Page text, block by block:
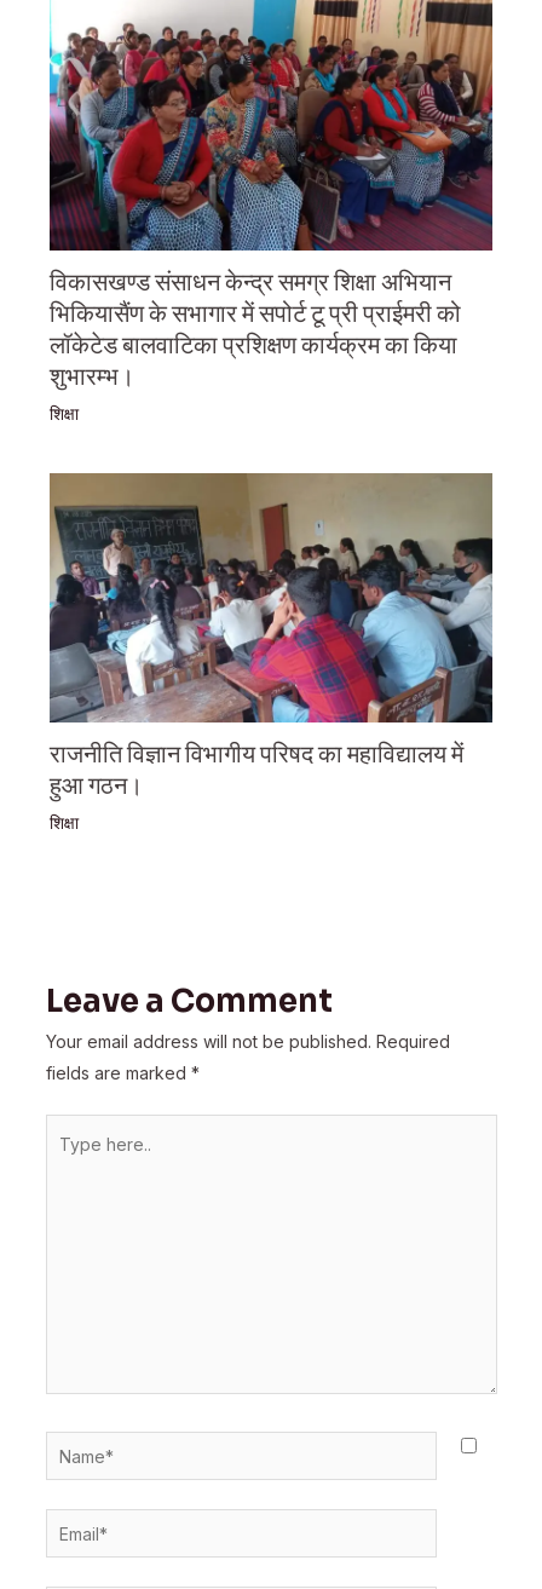
विकासखण्ड संसाधन केन्द्र समग्र शिक्षा अभियान
भिकियासैंण के सभागार में सपोर्ट टू प्री प्राईमरी को
लॉकेटेड बालवाटिका प्रशिक्षण कार्यक्रम का किया
शुभारम्भ।
शिक्षा
राजनीति विज्ञान विभागीय परिषद का महाविद्यालय में
हुआ गठन।
शिक्षा
Leave a Comment
Your email address will not be published. Required
fields are marked *
here..
Name*
Email*